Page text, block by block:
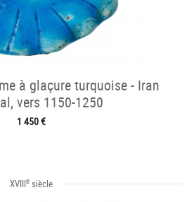
à glaçure turquoise - Iran
vers 1150-1250
1 450 €
XVIIIe siècle